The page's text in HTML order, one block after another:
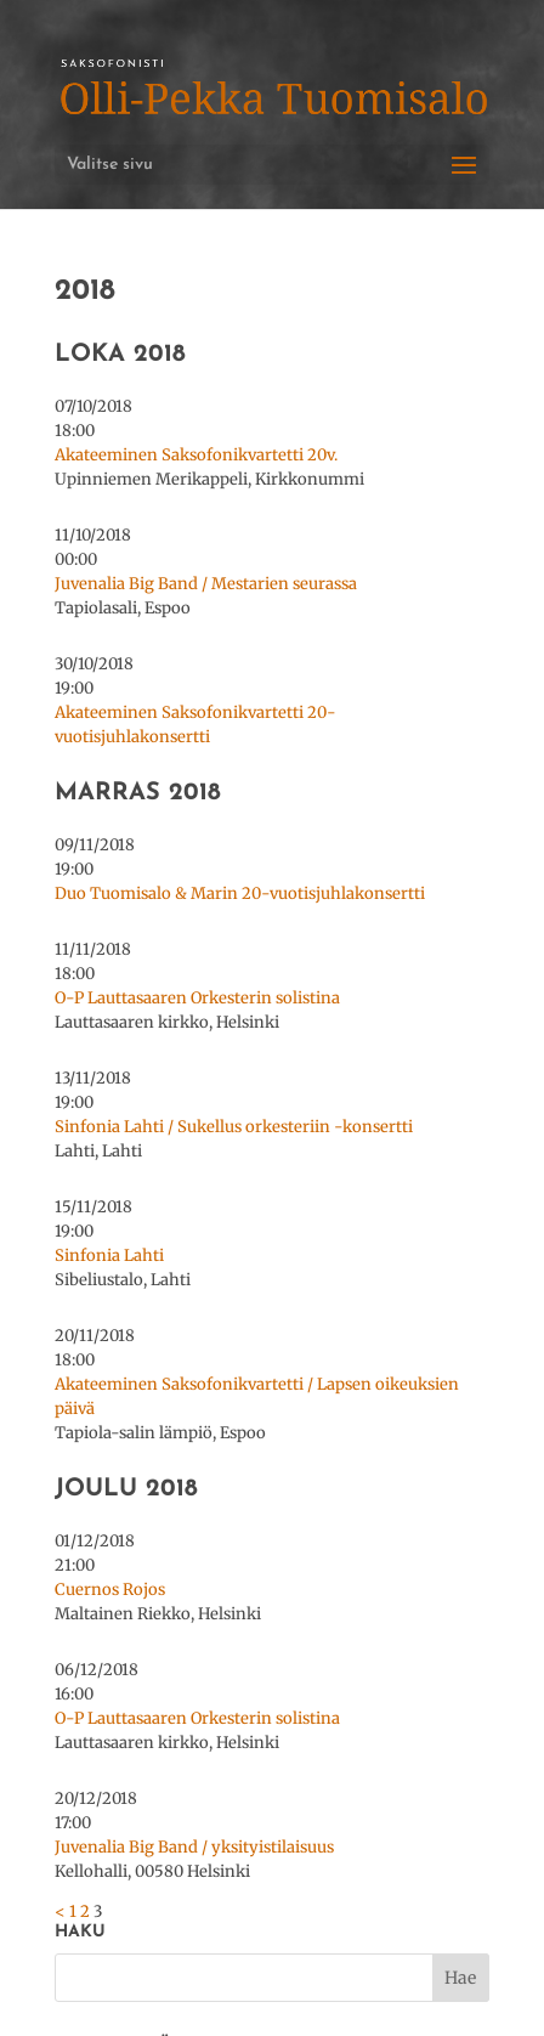
Valitse sivu
2018
LOKA 2018
07/10/2018
18:00
Akateeminen Saksofonikvartetti 20v.
Upinniemen Merikappeli, Kirkkonummi
11/10/2018
00:00
Juvenalia Big Band / Mestarien seurassa
Tapiolasali, Espoo
30/10/2018
19:00
Akateeminen Saksofonikvartetti 20-
vuotisjuhlakonsertti
MARRAS 2018
09/11/2018
19:00
Duo Tuomisalo & Marin 20-vuotisjuhlakonsertti
11/11/2018
18:00
O-P Lauttasaaren Orkesterin solistina
Lauttasaaren kirkko, Helsinki
13/11/2018
19:00
Sinfonia Lahti / Sukellus orkesteriin -konsertti
Lahti, Lahti
15/11/2018
19:00
Sinfonia Lahti
Sibeliustalo, Lahti
20/11/2018
18:00
Akateeminen Saksofonikvartetti / Lapsen oikeuksien
päivä
Tapiola-salin lämpiö, Espoo
JOULU 2018
01/12/2018
21:00
Cuernos Rojos
Maltainen Riekko, Helsinki
06/12/2018
16:00
O-P Lauttasaaren Orkesterin solistina
Lauttasaaren kirkko, Helsinki
20/12/2018
17:00
Juvenalia Big Band / yksityistilaisuus
Kellohalli, 00580 Helsinki
< 12 3
HAKU